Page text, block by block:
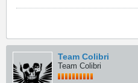
Team Colibri
Team Colibri